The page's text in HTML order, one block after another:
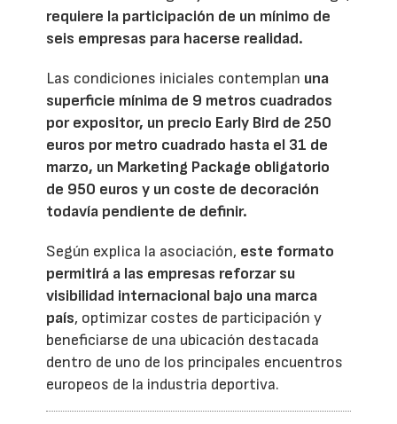
requiere la participación de un mínimo de
seis empresas para hacerse realidad.
Las condiciones iniciales contemplan una
superficie mínima de 9 metros cuadrados
por expositor, un precio Early Bird de 250
euros por metro cuadrado hasta el 31 de
marzo, un Marketing Package obligatorio
de 950 euros y un coste de decoración
todavía pendiente de definir.
Según explica la asociación, este formato
permitirá a las empresas reforzar su
visibilidad internacional bajo una marca
país, optimizar costes de participación y
beneficiarse de una ubicación destacada
dentro de uno de los principales encuentros
europeos de la industria deportiva.